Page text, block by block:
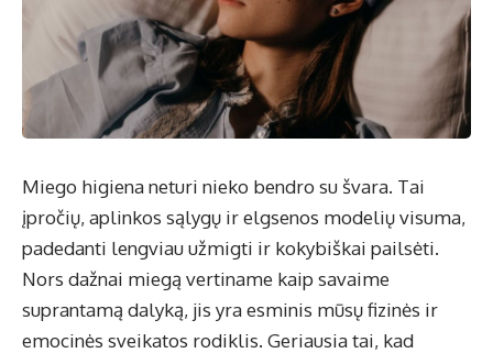
Miego higiena neturi nieko bendro su švara. Tai
įpročių, aplinkos sąlygų ir elgsenos modelių visuma,
padedanti lengviau užmigti ir kokybiškai pailsėti.
Nors dažnai miegą vertiname kaip savaime
suprantamą dalyką, jis yra esminis mūsų fizinės ir
emocinės sveikatos rodiklis. Geriausia tai, kad